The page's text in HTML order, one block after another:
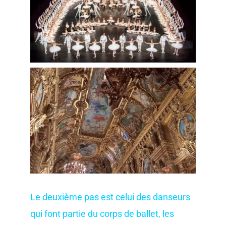
Le deuxième pas est celui des danseurs
qui font partie du corps de ballet, les